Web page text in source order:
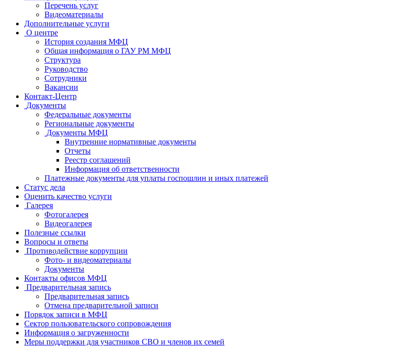
Перечень услуг
Видеоматериалы
Дополнительные услуги
О центре
История создания МФЦ
Общая информация о ГАУ РМ МФЦ
Структура
Руководство
Сотрудники
Вакансии
Контакт-Центр
Документы
Федеральные документы
Региональные документы
Документы МФЦ
Внутренние нормативные документы
Отчеты
Реестр соглашений
Информация об ответственности
Платежные документы для уплаты госпошлин и иных платежей
Статус дела
Оценить качество услуги
Галерея
Фотогалерея
Видеогалерея
Полезные ссылки
Вопросы и ответы
Противодействие коррупции
Фото- и видеоматериалы
Документы
Контакты офисов МФЦ
Предварительная запись
Предварительная запись
Отмена предварительной записи
Порядок записи в МФЦ
Сектор пользовательского сопровождения
Информация о загруженности
Меры поддержки для участников СВО и членов их семей